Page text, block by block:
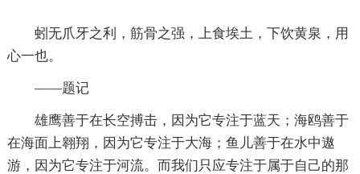
蚓无爪牙之利，筋骨之强，上食埃土，下饮黄泉，用
心一也。
——题记
雄鹰善于在长空搏击，因为它专注于蓝天；海鸥善于
在海面上翱翔，因为它专注于大海；鱼儿善于在水中遨
游，因为它专注于河流。而我们只应专注于属于自己的那